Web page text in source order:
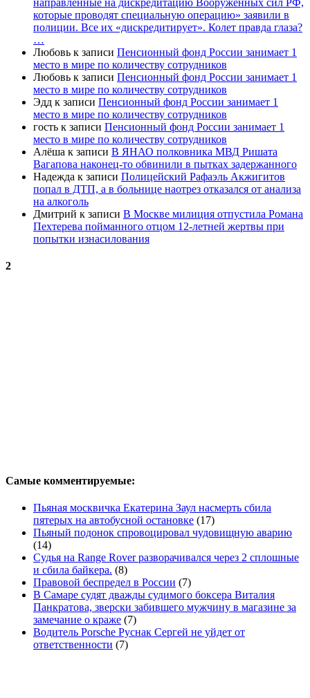
направленные на дискредитацию Вооружённых сил РФ,
которые проводят специальную операцию» заявили в
полиции. Все их «дискредитирует». Колет правда глаза?
…
Любовь к записи Пенсионный фонд России занимает 1
место в мире по количеству сотрудников
Любовь к записи Пенсионный фонд России занимает 1
место в мире по количеству сотрудников
Эдд к записи Пенсионный фонд России занимает 1
место в мире по количеству сотрудников
гость к записи Пенсионный фонд России занимает 1
место в мире по количеству сотрудников
Алёша к записи В ЯНАО полковника МВД Ришата
Вагапова наконец-то обвинили в пытках задержанного
Надежда к записи Полицейский Рафаэль Акжигитов
попал в ДТП, а в больнице наотрез отказался от анализа
на алкоголь
Дмитрий к записи В Москве милиция отпустила Романа
Пехтерева пойманного отцом 12-летней жертвы при
попытки изнасилования
2
Самые комментируемые:
Пьяная москвичка Екатерина Заул насмерть сбила
пятерых на автобусной остановке (17)
Пьяный подонок спровоцировал чудовищную аварию
(14)
Судья на Range Rover разворачивался через 2 сплошные
и сбила байкера. (8)
Правовой беспредел в России (7)
В Самаре судят дважды судимого боксера Виталия
Панкратова, зверски забившего мужчину в магазине за
замечание о краже (7)
Водитель Porsche Руснак Сергей не уйдет от
ответственности (7)